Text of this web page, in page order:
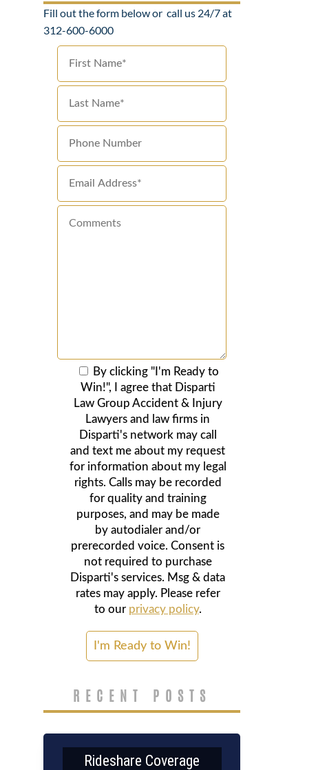
Fill out the form below orcall us 24/7 at
312-600-6000
By clicking "I'm Ready to
Win!", I agree that Disparti
Law Group Accident & Injury
Lawyers and law firms in
Disparti's network may call
and text me about my request
for information about my legal
rights. Calls may be recorded
for quality and training
purposes, and may be made
by autodialer and/or
prerecorded voice. Consent is
not required to purchase
Disparti's services. Msg & data
rates may apply. Please refer
to our privacy policy.
RECENT POSTS
Rideshare Coverage